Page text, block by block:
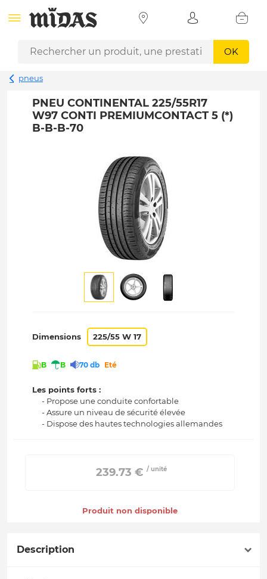
OK
pneus
PNEU CONTINENTAL 225/55R17
W97 CONTI PREMIUMCONTACT 5 (*)
B-B-B-70
Dimensions 225/55 W 17
B B 70 db Eté
Les points forts :
- Propose une conduite confortable
- Assure un niveau de sécurité élevée
- Dispose des hautes technologies allemandes
239.73 € / unité
Produit non disponible
Description